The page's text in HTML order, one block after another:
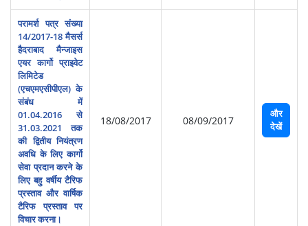
परामर्श पत्र संख्या
14/2017-18 मैसर्स
हैदराबाद मैन्‍जाइस
एयर कार्गो प्राइवेट
लिमिटेड
(एचएमएसीपीएल) के
संबंध में
01.04.2016 से
31.03.2021 तक
की द्वितीय नियंत्रण
अवधि के लिए कार्गो
सेवा प्रदान करने के
लिए बहु वर्षीय टैरिफ
प्रस्‍ताव और वार्षिक
टैरिफ प्रस्‍ताव पर
विचार करना।
18/08/2017 08/09/2017
और
देखें